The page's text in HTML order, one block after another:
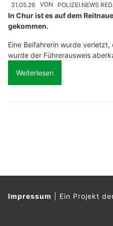
31.05.26 VON POLIZEI.NEWS
In Chur ist es auf dem
gekommen.
Eine Beifahrerin wurde
wurde der Führerausweis
Weiterlesen
Impressum Ein Projekt